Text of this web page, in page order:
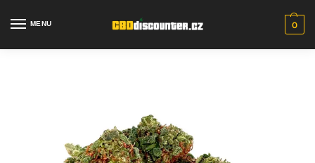
MENU 0